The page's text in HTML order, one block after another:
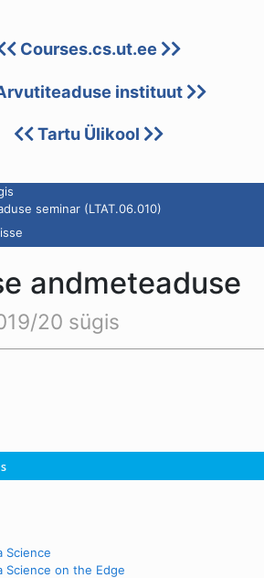
Courses.cs.ut.ee
instituut
Tartu Ülikool
seminar (LTAT.06.010)
andmeteaduse
20 sügis
Science
Science on the Edge